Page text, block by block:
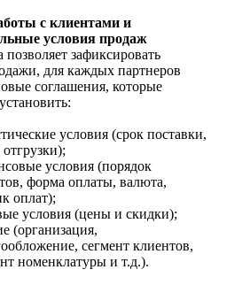
с клиентами и
условия продаж
зафиксировать
для каждых партнеров
соглашения, которые
условия (срок поставки,
отгрузки);
условия (порядок
форма оплаты, валюта,
оплат);
условия (цены и скидки);
(организация,
сегмент клиентов,
номенклатуры и т.д.).